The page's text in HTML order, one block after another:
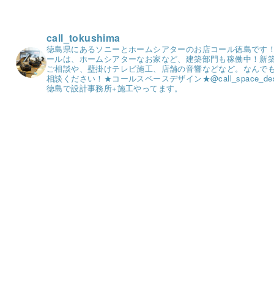
call_tokushima
徳島県にあるソニーとホームシアターのお店コール徳島です
ールは、ホームシアターなお家など、建築部門も稼働中！ 新
ご相談や、壁掛けテレビ施工、店舗の音響などなど。 なんで
相談ください！ ★コールスペースデザイン★
徳島で設計事務所+施工やってます。